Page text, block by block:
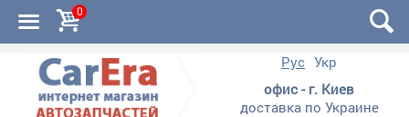
0
Рус Укр
офис - г. Киев
доставка по Украине